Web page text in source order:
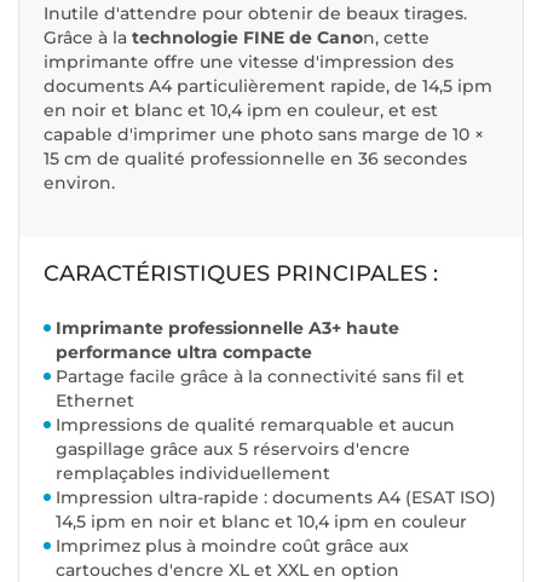
Inutile d'attendre pour obtenir de beaux tirages.
Grâce à la technologie FINE de Canon, cette
imprimante offre une vitesse d'impression des
documents A4 particulièrement rapide, de 14,5 ipm
en noir et blanc et 10,4 ipm en couleur, et est
capable d'imprimer une photo sans marge de 10 ×
15 cm de qualité professionnelle en 36 secondes
environ.
CARACTÉRISTIQUES PRINCIPALES :
Imprimante professionnelle A3+ haute
performance ultra compacte
Partage facile grâce à la connectivité sans fil et
Ethernet
Impressions de qualité remarquable et aucun
gaspillage grâce aux 5 réservoirs d'encre
remplaçables individuellement
Impression ultra-rapide : documents A4 (ESAT ISO)
14,5 ipm en noir et blanc et 10,4 ipm en couleur
Imprimez plus à moindre coût grâce aux
cartouches d'encre XL et XXL en option